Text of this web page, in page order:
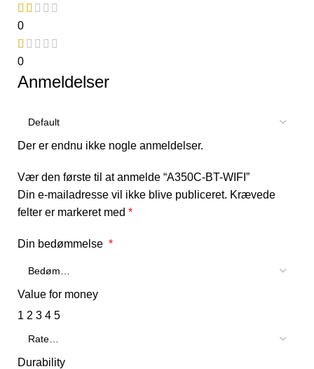
0
0
Anmeldelser
Der er endnu ikke nogle anmeldelser.
Vær den første til at anmelde “A350C-BT-WIFI”
Din e-mailadresse vil ikke blive publiceret. Krævede
felter er markeret med *
Din bedømmelse *
Value for money
1 2 3 4 5
Durability